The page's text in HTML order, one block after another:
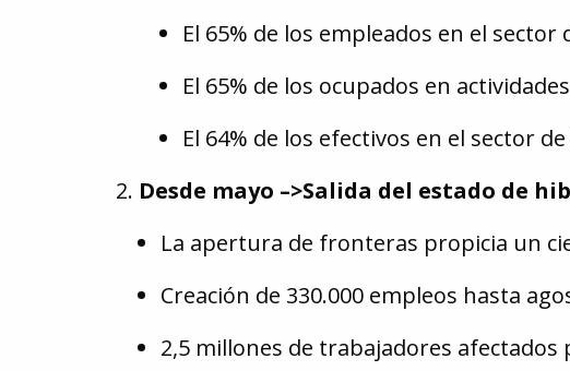
El 65% de los empleados en el sector
El 65% de los ocupados en
El 64% de los efectivos en el sector
Desde mayo –>Salida del estado de
La apertura de fronteras propicia un
Creación de 330.000 empleos hasta
2,5 millones de trabajadores